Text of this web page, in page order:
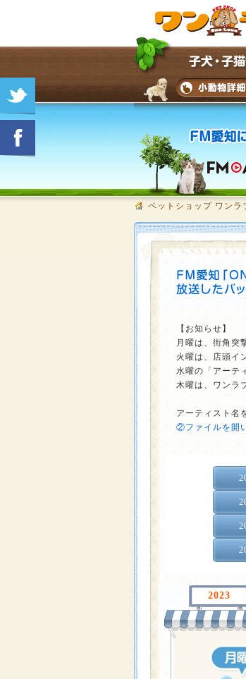
ペットショップ ワンラ
【お知らせ】
月曜は、街角突
火曜は、店頭イ
水曜の「アーテ
木曜は、ワンラ
アーティスト名
②ファイルを開
2023